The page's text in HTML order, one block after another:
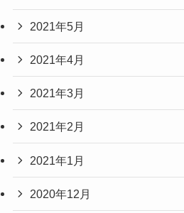
2021年5月
2021年4月
2021年3月
2021年2月
2021年1月
2020年12月